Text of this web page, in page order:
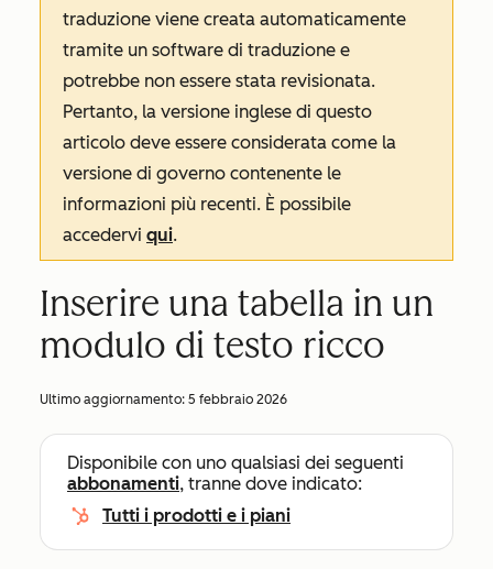
traduzione viene creata automaticamente
tramite un software di traduzione e
potrebbe non essere stata revisionata.
Pertanto, la versione inglese di questo
articolo deve essere considerata come la
versione di governo contenente le
informazioni più recenti. È possibile
accedervi qui.
Inserire una tabella in un
modulo di testo ricco
Ultimo aggiornamento: 5 febbraio 2026
Disponibile con uno qualsiasi dei seguenti
abbonamenti, tranne dove indicato:
Tutti i prodotti e i piani